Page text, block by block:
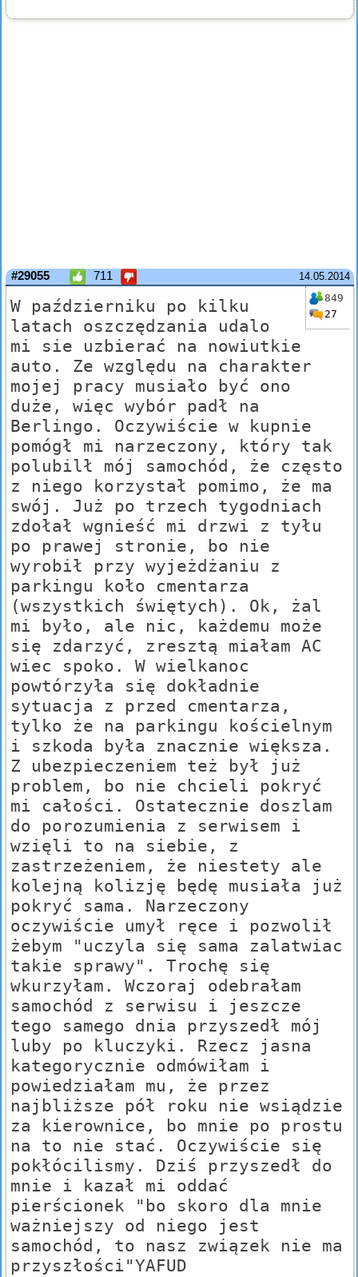
14.05.2014
#29055 711
849
27
W październiku po kilku
latach oszczędzania udalo
mi sie uzbierać na nowiutkie
auto. Ze względu na charakter
mojej pracy musiało być ono
duże, więc wybór padł na
Berlingo. Oczywiście w kupnie
pomógł mi narzeczony, który tak
polubilł mój samochód, że często
z niego korzystał pomimo, że ma
swój. Już po trzech tygodniach
zdołał wgnieść mi drzwi z tyłu
po prawej stronie, bo nie
wyrobił przy wyjeżdżaniu z
parkingu koło cmentarza
(wszystkich świętych). Ok, żal
mi było, ale nic, każdemu może
się zdarzyć, zresztą miałam AC
wiec spoko. W wielkanoc
powtórzyła się dokładnie
sytuacja z przed cmentarza,
tylko że na parkingu kościelnym
i szkoda była znacznie większa.
Z ubezpieczeniem też był już
problem, bo nie chcieli pokryć
mi całości. Ostatecznie doszlam
do porozumienia z serwisem i
wzięli to na siebie, z
zastrzeżeniem, że niestety ale
kolejną kolizję będę musiała już
pokryć sama. Narzeczony
oczywiście umył ręce i pozwolił
żebym "uczyla się sama zalatwiac
takie sprawy". Trochę się
wkurzyłam. Wczoraj odebrałam
samochód z serwisu i jeszcze
tego samego dnia przyszedł mój
luby po kluczyki. Rzecz jasna
kategorycznie odmówiłam i
powiedziałam mu, że przez
najbliższe pół roku nie wsiądzie
za kierownice, bo mnie po prostu
na to nie stać. Oczywiście się
pokłócilismy. Dziś przyszedł do
mnie i kazał mi oddać
pierścionek "bo skoro dla mnie
ważniejszy od niego jest
samochód, to nasz związek nie ma
przyszłości"YAFUD